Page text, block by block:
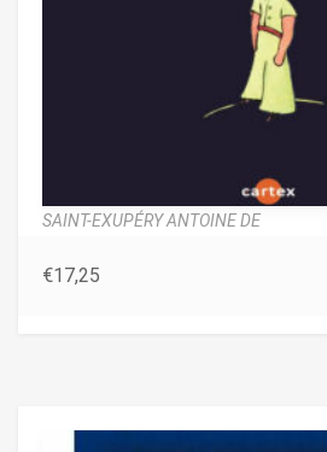
SAINT-EXUPÉRY ANTOINE DE
€17,25